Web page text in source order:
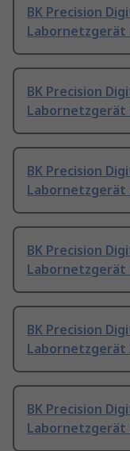
BK Precision
Labornetzgerät
BK Precision
Labornetzgerät
BK Precision
Labornetzgerät
BK Precision
Labornetzgerät
BK Precision
Labornetzgerät
BK Precision
Labornetzgerät